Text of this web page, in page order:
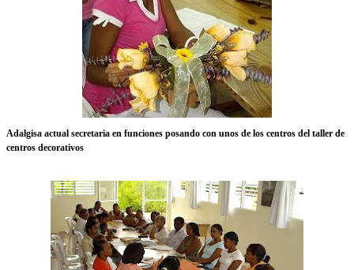
Adalgisa actual secretaria en funciones posando con unos de los centros del taller de
centros decorativos